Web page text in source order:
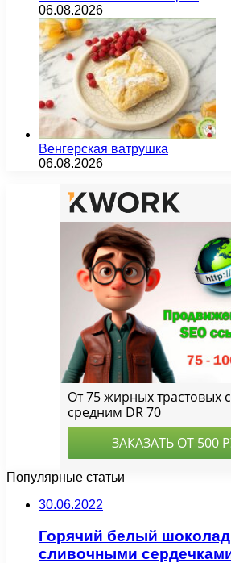
06.08.2026
Венгерская ватрушка
06.08.2026
Популярные статьи
30.06.2022
Горячий белый
сливочными